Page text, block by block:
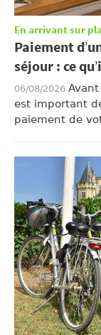
En arrivant sur
Paiement
séjour : ce
06/08/2026
est important
paiement de